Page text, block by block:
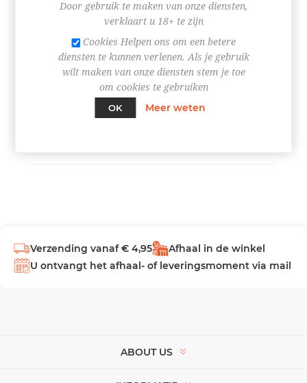
+
-
BESTEL NU!
Verzending vanaf € 4,95
Afhaal in de winkel
U ontvangt het afhaal- of leveringsmoment via mail
ABOUT US
Door gebruik te maken van onze diensten,
verklaart u 18+ te zijn
Cookies Helpen ons om een betere
diensten te kunnen verlenen. Als je gebruik
wilt maken van onze diensten stem je toe
om cookies te gebruiken
OK
Meer weten